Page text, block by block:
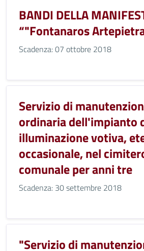
BANDI DELLA
“"Fontanaros
Scadenza: 07 ottobre 2018
Servizio di
ordinaria dell'impianto
illuminazione votiva,
occasionale, nel
comunale per anni tre
Scadenza: 30 settembre 2018
"Servizio di